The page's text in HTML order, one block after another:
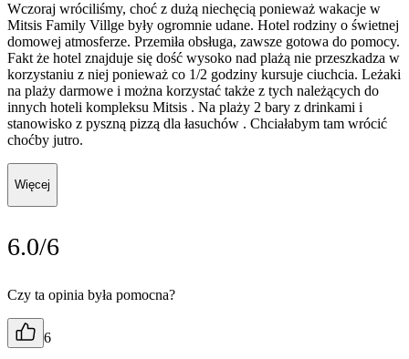
Wczoraj wróciliśmy, choć z dużą niechęcią ponieważ wakacje w
Mitsis Family Villge były ogromnie udane. Hotel rodziny o świetnej
domowej atmosferze. Przemiła obsługa, zawsze gotowa do pomocy.
Fakt że hotel znajduje się dość wysoko nad plażą nie przeszkadza w
korzystaniu z niej ponieważ co 1/2 godziny kursuje ciuchcia. Leżaki
na plaży darmowe i można korzystać także z tych należących do
innych hoteli kompleksu Mitsis . Na plaży 2 bary z drinkami i
stanowisko z pyszną pizzą dla łasuchów . Chciałabym tam wrócić
choćby jutro.
Więcej
6.0/6
Czy ta opinia była pomocna?
6